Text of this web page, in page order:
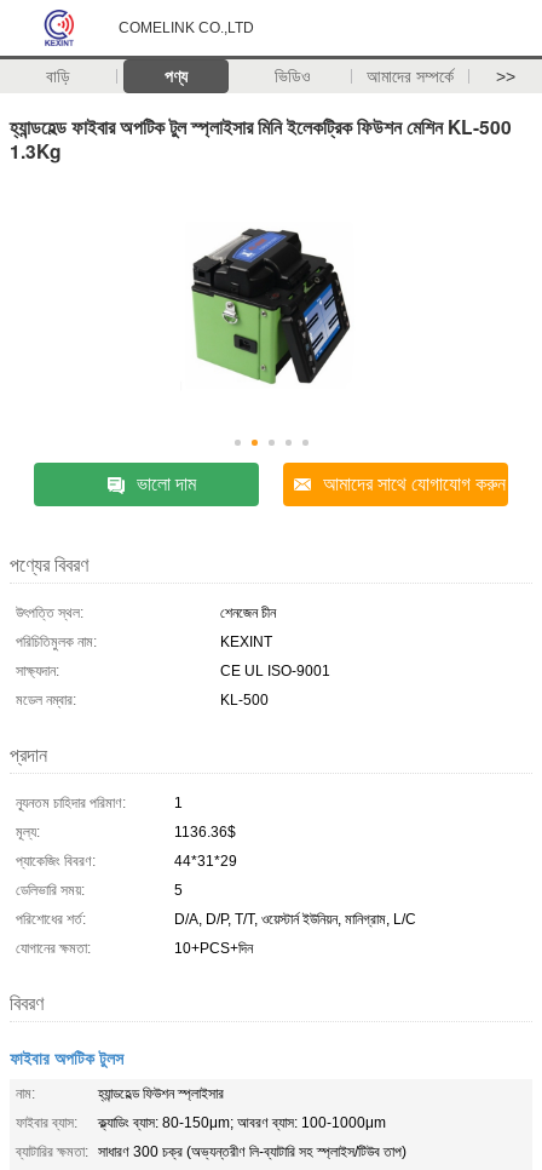
COMELINK CO.,LTD
বাড়ি পণ্য ভিডিও আমাদের সম্পর্কে >>
হ্যান্ডহেল্ড ফাইবার অপটিক টুল স্প্লাইসার মিনি ইলেকট্রিক ফিউশন মেশিন KL-500
1.3Kg
ভালো দাম আমাদের সাথে যোগাযোগ করুন
পণ্যের বিবরণ
উৎপত্তি স্থল:
শেনজেন চীন
পরিচিতিমুলক নাম:
KEXINT
সাক্ষ্যদান:
CE UL ISO-9001
মডেল নম্বার:
KL-500
প্রদান
ন্যূনতম চাহিদার পরিমাণ:
1
মূল্য:
1136.36$
প্যাকেজিং বিবরণ:
44*31*29
ডেলিভারি সময়:
5
পরিশোধের শর্ত:
D/A, D/P, T/T, ওয়েস্টার্ন ইউনিয়ন, মানিগ্রাম, L/C
যোগানের ক্ষমতা:
10+PCS+দিন
বিবরণ
ফাইবার অপটিক টুলস
নাম:
হ্যান্ডহেল্ড ফিউশন স্প্লাইসার
ফাইবার ব্যাস:
ক্ল্যাডিং ব্যাস: 80-150μm; আবরণ ব্যাস: 100-1000μm
ব্যাটারির ক্ষমতা: সাধারণ 300 চক্র (অভ্যন্তরীণ লি-ব্যাটারি সহ স্প্লাইস/টিউব তাপ)